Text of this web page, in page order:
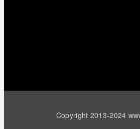
Copyright 2013-2024